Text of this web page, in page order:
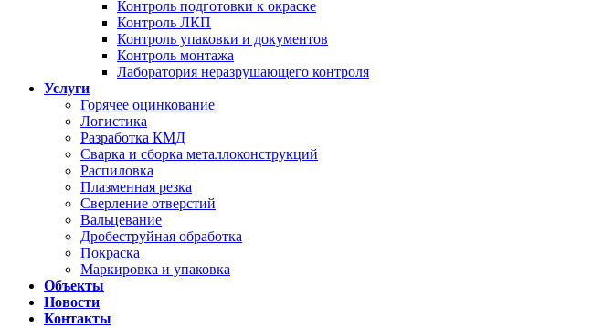
Контроль подготовки к окраске
Контроль ЛКП
Контроль упаковки и документов
Контроль монтажа
Лаборатория неразрушающего контроля
Услуги
Горячее оцинкование
Логистика
Разработка КМД
Сварка и сборка металлоконструкций
Распиловка
Плазменная резка
Сверление отверстий
Вальцевание
Дробеструйная обработка
Покраска
Маркировка и упаковка
Объекты
Новости
Контакты